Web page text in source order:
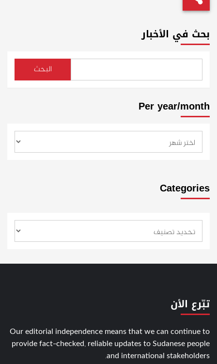
بحث في الأخبار
البحث
Per year/month
Categories
تبّرع الأن
Our editorial independence means that we can continue to
provide fact-checked, reliable updates to Sudanese people
and international stakeholders.